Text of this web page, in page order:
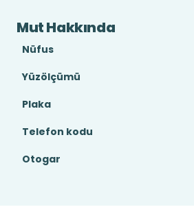
Mut Hakkında
Nüfus
Yüzölçümü
Plaka
Telefon kodu
Otogar